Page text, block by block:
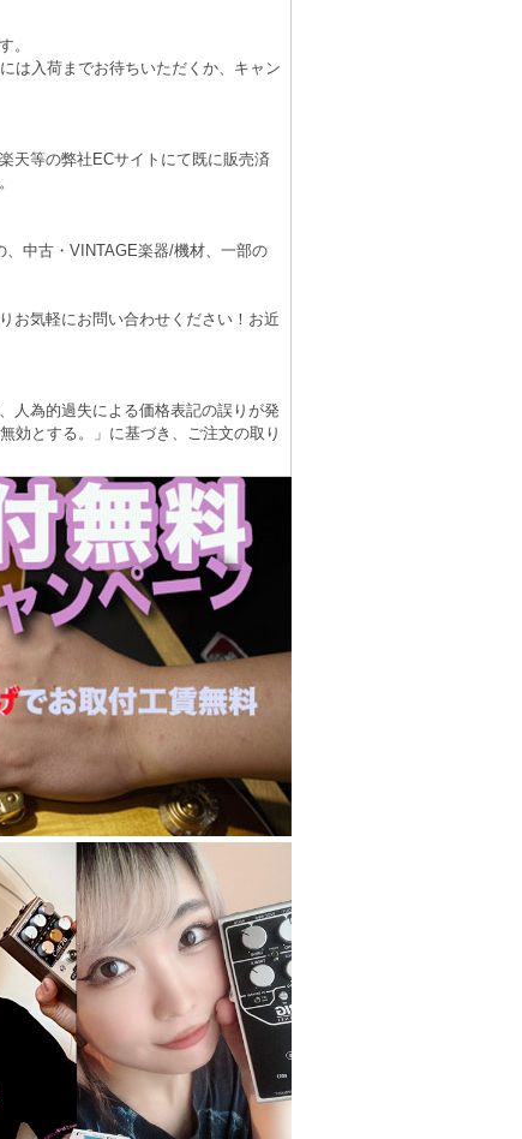
。
は入荷までお待ちいただくか、キャン
天等の弊社ECサイトにて既に販売済
中古・VINTAGE楽器/機材、一部の
お気軽にお問い合わせください！お近
人為的過失による価格表記の誤りが発
効とする。」に基づき、ご注文の取り